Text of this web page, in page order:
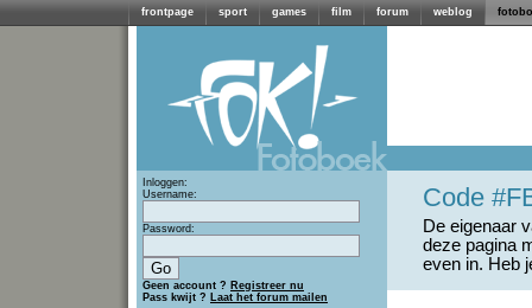
frontpage sport games film forum weblog
Inloggen:
Username:
Password:
Geen account ? Registreer nu
Pass kwijt ? Laat het forum mailen
Code
De eigenaar
deze pagina
even in. Heb